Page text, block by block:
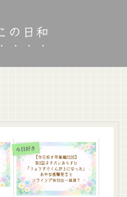
の日和
今日好き